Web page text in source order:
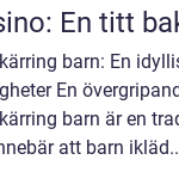
En titt
barn: En
En
barn är en
att barn